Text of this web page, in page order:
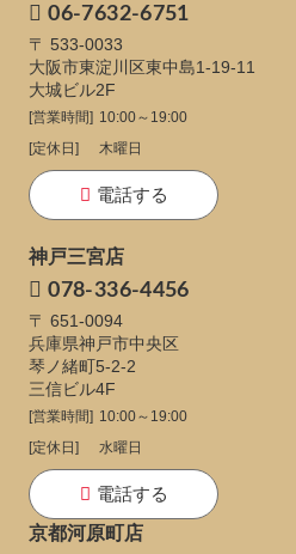
06-7632-6751
〒 533-0033
大阪市東淀川区東中島1-19-11
大城ビル2F
[営業時間] 10:00～19:00
[定休日]
木曜日
電話する
神戸三宮店
078-336-4456
〒 651-0094
兵庫県神戸市中央区
琴ノ緒町5-2-2
三信ビル4F
[営業時間] 10:00～19:00
[定休日]
水曜日
電話する
京都河原町店